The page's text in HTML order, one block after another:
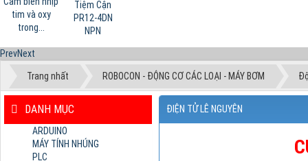
tim và oxy
trong...
Tiệm Cận
PR12-4DN
NPN
PrevNext
Trang nhất ROBOCON - ĐỘNG CƠ CÁC LOẠI - MÁY BƠM
ĐIỆN TỬ LÊ NGUYÊN
DANH MỤC
ARDUINO
MÁY TÍNH NHÚNG
PLC